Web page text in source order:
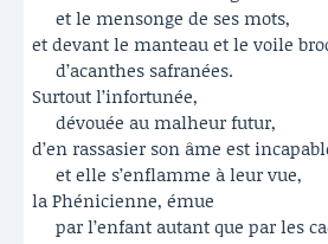
et le mensonge de ses mots,
et devant le manteau et le voile
d’acanthes safranées.
Surtout l’infortunée,
dévouée au malheur futur,
d’en rassasier son âme est
et elle s’enflamme à leur vue,
la Phénicienne, émue
par l’enfant autant que par les